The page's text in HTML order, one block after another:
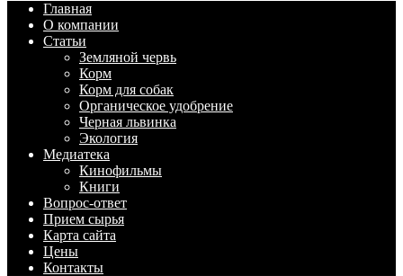
Главная
О компании
Статьи
Земляной червь
Корм
Корм для собак
Органическое удобрение
Черная львинка
Экология
Медиатека
Кинофильмы
Книги
Вопрос-ответ
Прием сырья
Карта сайта
Цены
Контакты